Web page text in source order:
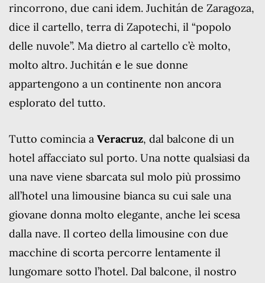
rincorrono, due cani idem. Juchitán de Zaragoza,
dice il cartello, terra di Zapotechi, il “popolo
delle nuvole”. Ma dietro al cartello c’è molto,
molto altro. Juchitán e le sue donne
appartengono a un continente non ancora
esplorato del tutto.
Tutto comincia a Veracruz, dal balcone di un
hotel affacciato sul porto. Una notte qualsiasi da
una nave viene sbarcata sul molo più prossimo
all’hotel una limousine bianca su cui sale una
giovane donna molto elegante, anche lei scesa
dalla nave. Il corteo della limousine con due
macchine di scorta percorre lentamente il
lungomare sotto l’hotel. Dal balcone, il nostro